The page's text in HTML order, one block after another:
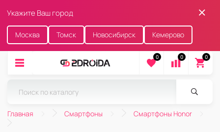
Укажите Ваш город
Москва Томск Новосибирск Кемерово
0 0 0
Главная Смартфоны Смартфоны Honor